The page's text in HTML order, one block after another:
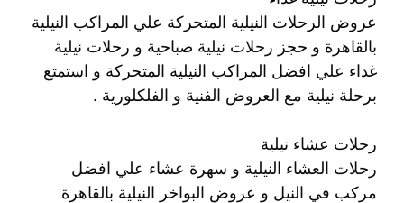
عروض الرحلات النيلية المتحركة علي المراكب النيلية
بالقاهرة و حجز رحلات نيلية صباحية و رحلات نيلية
غداء علي افضل المراكب النيلية المتحركة و استمتع
برحلة نيلية مع العروض الفنية و الفلكلورية .
رحلات عشاء نيلية
رحلات العشاء النيلية و سهرة عشاء علي افضل
مركب في النيل و عروض البواخر النيلية بالقاهرة